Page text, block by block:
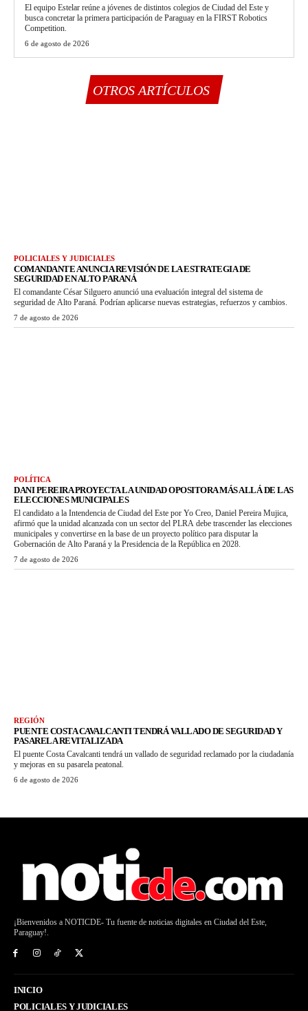
El equipo Estelar reúne a jóvenes de distintos colegios de Ciudad del Este y
busca concretar la primera participación de Paraguay en la FIRST Robotics
Competition.
6 de agosto de 2026
OTROS ARTÍCULOS
POLICIALES Y JUDICIALES
COMANDANTE ANUNCIA REVISIÓN DE LA ESTRATEGIA DE
SEGURIDAD EN ALTO PARANÁ
El comandante César Silguero anunció una evaluación integral del sistema de
seguridad de Alto Paraná. Podrían aplicarse nuevas estrategias, refuerzos y cambios.
7 de agosto de 2026
POLÍTICA
DANI PEREIRA PROYECTA LA UNIDAD OPOSITORA MÁS ALLÁ DE LAS
ELECCIONES MUNICIPALES
El candidato a la Intendencia de Ciudad del Este por Yo Creo, Daniel Pereira Mujica,
afirmó que la unidad alcanzada con un sector del PLRA debe trascender las elecciones
municipales y convertirse en la base de un proyecto político para disputar la
Gobernación de Alto Paraná y la Presidencia de la República en 2028.
7 de agosto de 2026
REGIÓN
PUENTE COSTA CAVALCANTI TENDRÁ VALLADO DE SEGURIDAD Y
PASARELA REVITALIZADA
El puente Costa Cavalcanti tendrá un vallado de seguridad reclamado por la ciudadanía
y mejoras en su pasarela peatonal.
6 de agosto de 2026
¡Bienvenidos a NOTICDE- Tu fuente de noticias digitales en Ciudad del Este,
Paraguay!.
INICIO
POLICIALES Y JUDICIALES